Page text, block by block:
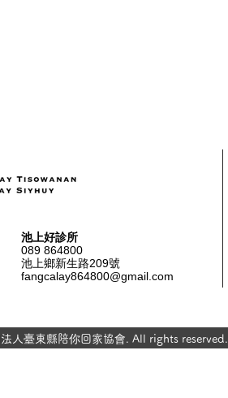
池上好診所
089 864800
池上鄉新生路209號
fangcalay864800@gmail.com
人臺東縣陪你回家協會. All rights reserved.